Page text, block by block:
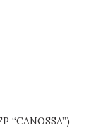
“CANOSSA”)